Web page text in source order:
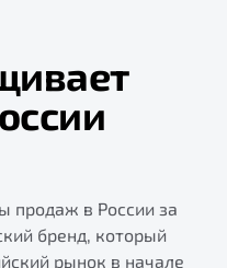
продаж в России за
бренд, который
рынок в начале